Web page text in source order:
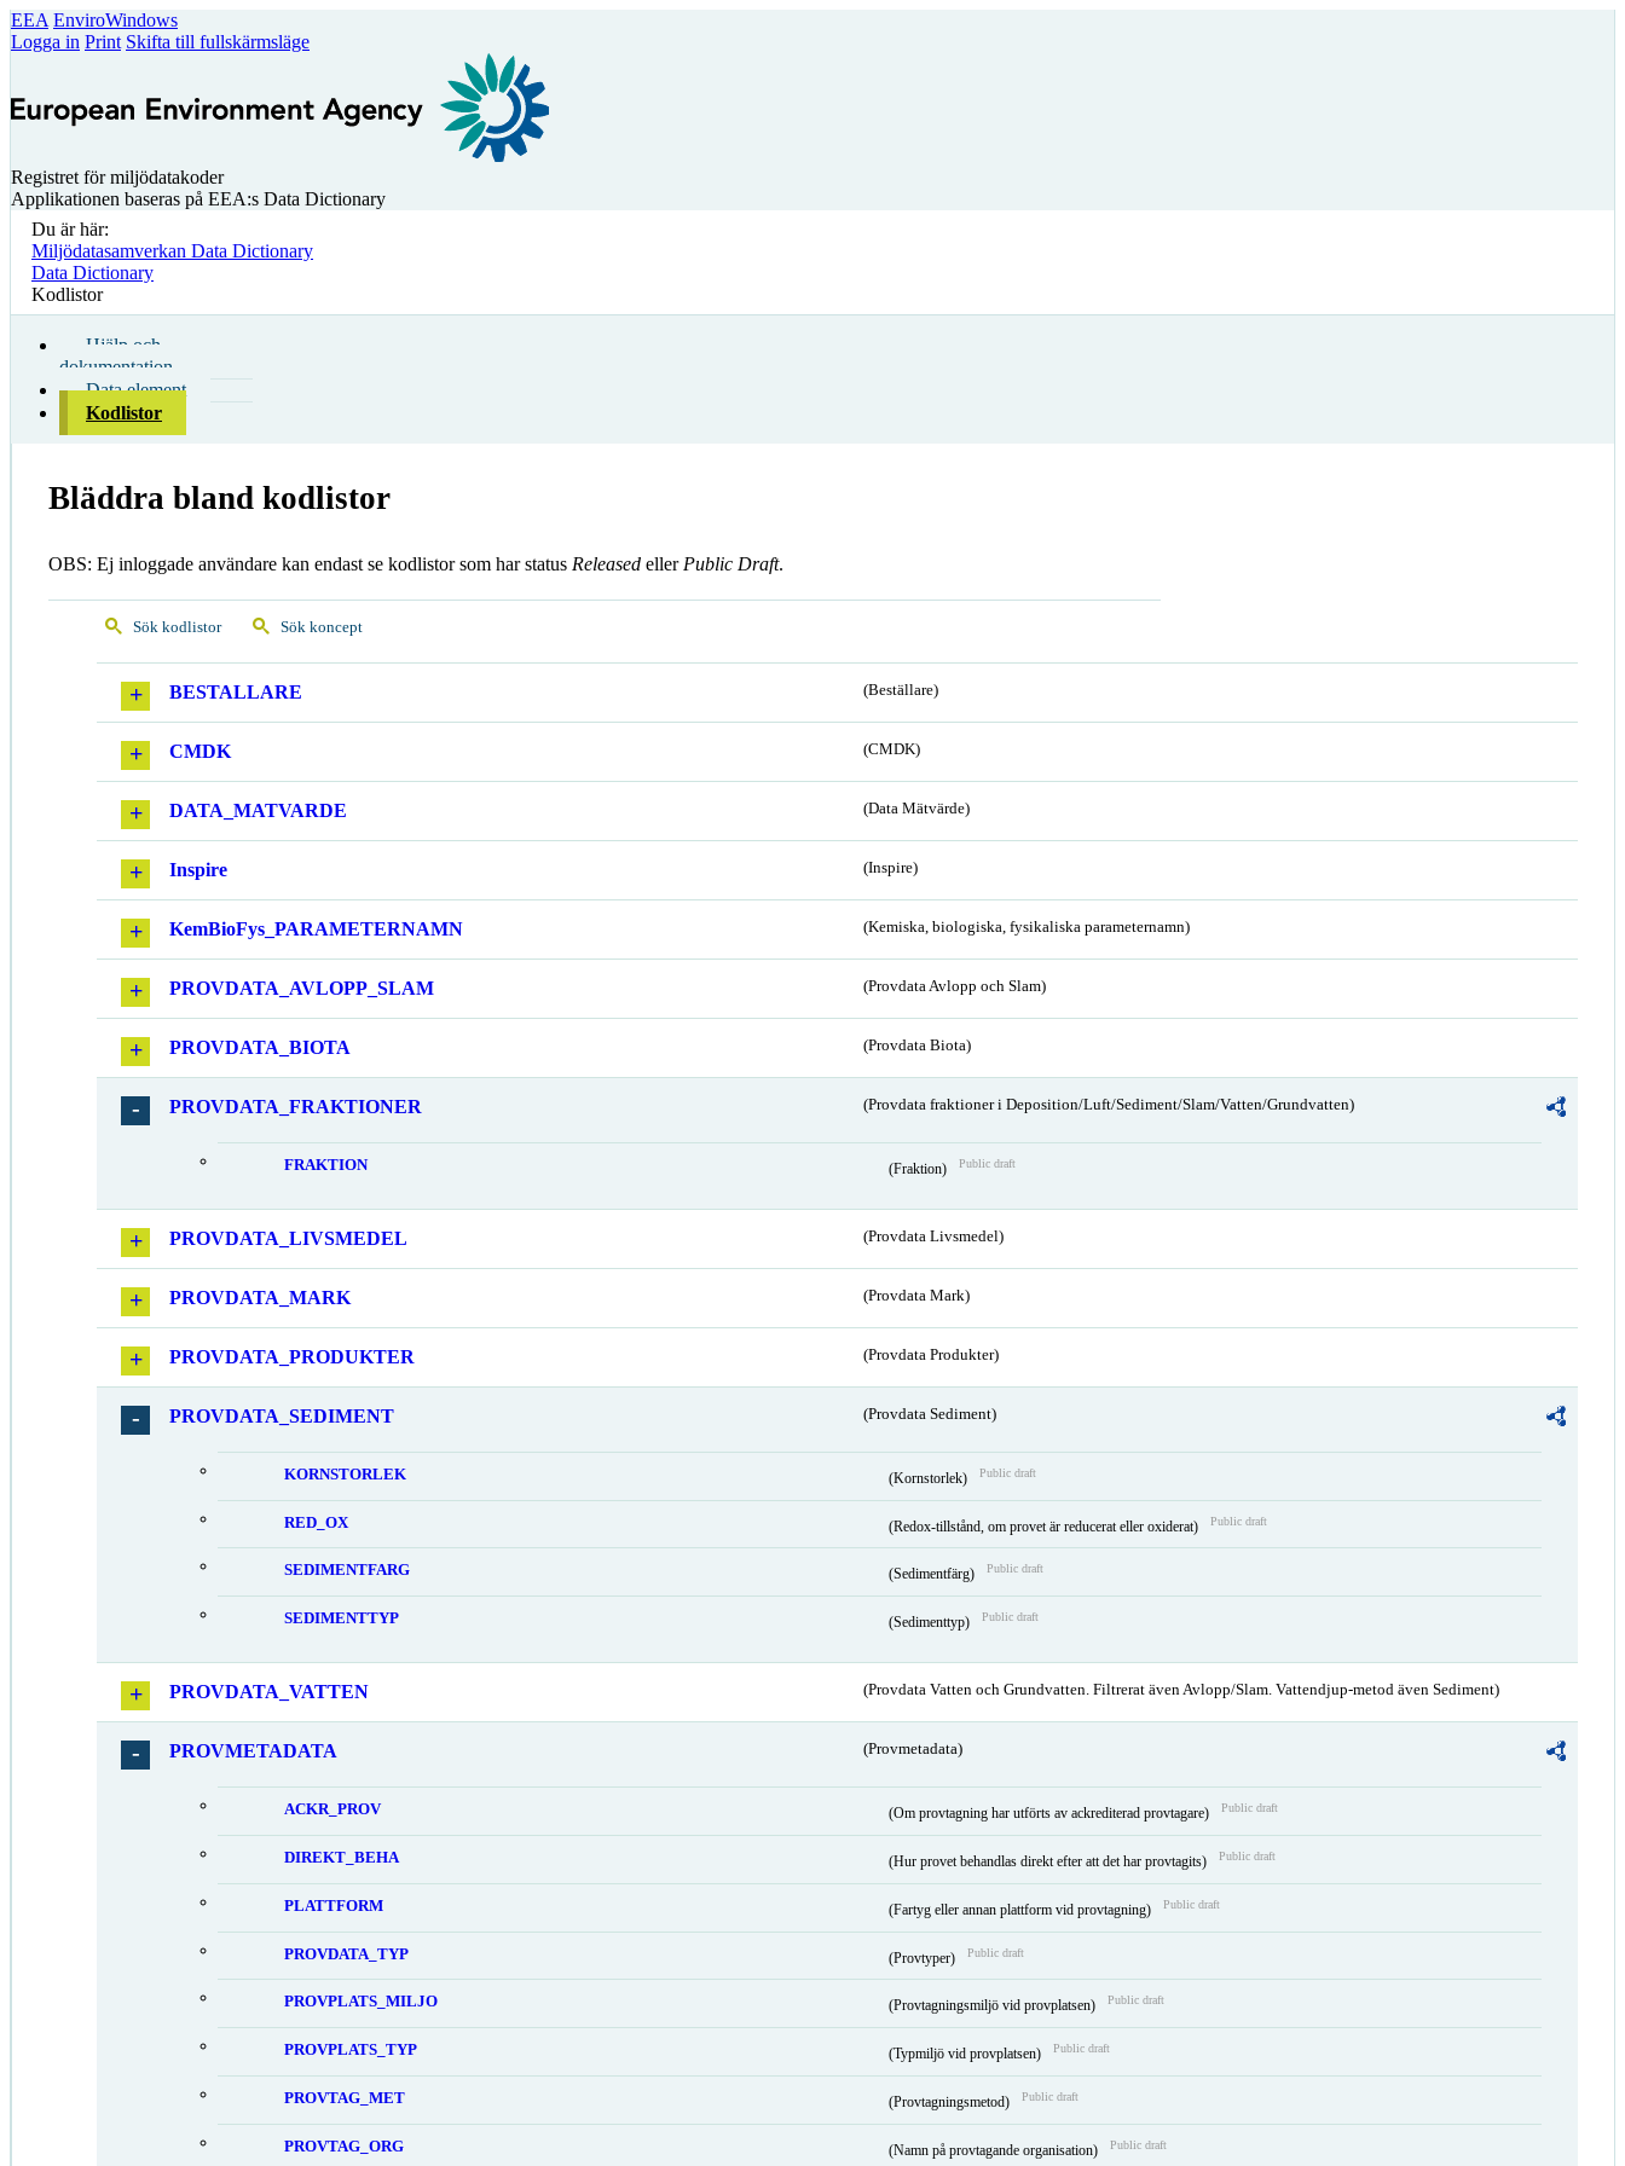
EEA EnviroWindows
Logga in Print Skifta till fullskärmsläge
Registret för miljödatakoder
Applikationen baseras på EEA:s Data Dictionary
Du är här:
Miljödatasamverkan Data Dictionary
Data Dictionary
Kodlistor
Hjälp och
dokumentation
Data element
Kodlistor
Bläddra bland kodlistor
OBS: Ej inloggade användare kan endast se kodlistor som har status Released eller Public Draft.
Sök kodlistor Sök koncept
BESTALLARE (Beställare)
CMDK (CMDK)
DATA_MATVARDE (Data Mätvärde)
Inspire (Inspire)
KemBioFys_PARAMETERNAMN (Kemiska, biologiska, fysikaliska parameternamn)
PROVDATA_AVLOPP_SLAM (Provdata Avlopp och Slam)
PROVDATA_BIOTA (Provdata Biota)
PROVDATA_FRAKTIONER (Provdata fraktioner i Deposition/Luft/Sediment/Slam/Vatten/Grundvatten)
FRAKTION (Fraktion) Public draft
PROVDATA_LIVSMEDEL (Provdata Livsmedel)
PROVDATA_MARK (Provdata Mark)
PROVDATA_PRODUKTER (Provdata Produkter)
PROVDATA_SEDIMENT (Provdata Sediment)
KORNSTORLEK (Kornstorlek) Public draft
RED_OX (Redox-tillstånd, om provet är reducerat eller oxiderat) Public draft
SEDIMENTFARG (Sedimentfärg) Public draft
SEDIMENTTYP (Sedimenttyp) Public draft
PROVDATA_VATTEN (Provdata Vatten och Grundvatten. Filtrerat även Avlopp/Slam. Vattendjup-metod även Sediment)
PROVMETADATA (Provmetadata)
ACKR_PROV (Om provtagning har utförts av ackrediterad provtagare) Public draft
DIREKT_BEHA (Hur provet behandlas direkt efter att det har provtagits) Public draft
PLATTFORM (Fartyg eller annan plattform vid provtagning) Public draft
PROVDATA_TYP (Provtyper) Public draft
PROVPLATS_MILJO (Provtagningsmiljö vid provplatsen) Public draft
PROVPLATS_TYP (Typmiljö vid provplatsen) Public draft
PROVTAG_MET (Provtagningsmetod) Public draft
PROVTAG_ORG (Namn på provtagande organisation) Public draft